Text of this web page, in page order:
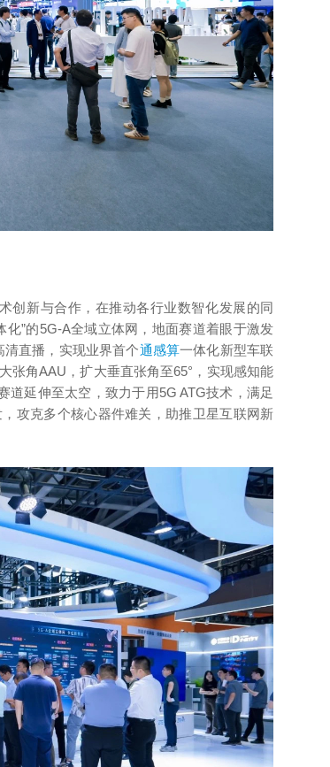
创新与合作，在推动各行业数智化发展的同
”的5G-A全域立体网，地面赛道着眼于激发
直播，实现业界首个通感算一体化新型车联
张角AAU，扩大垂直张角至65°，实现感知能
道延伸至太空，致力于用5G ATG技术，满足
攻克多个核心器件难关，助推卫星互联网新